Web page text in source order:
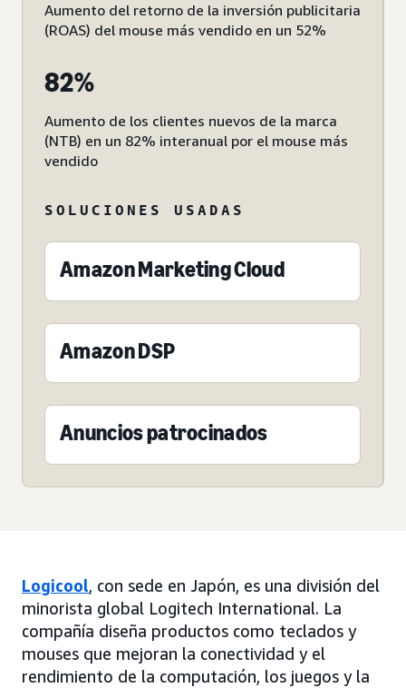
Aumento del retorno de la inversión publicitaria
(ROAS) del mouse más vendido en un 52%
82%
Aumento de los clientes nuevos de la marca
(NTB) en un 82% interanual por el mouse más
vendido
SOLUCIONES USADAS
Amazon Marketing Cloud
Amazon DSP
Anuncios patrocinados
Logicool, con sede en Japón, es una división del
minorista global Logitech International. La
compañía diseña productos como teclados y
mouses que mejoran la conectividad y el
rendimiento de la computación, los juegos y la